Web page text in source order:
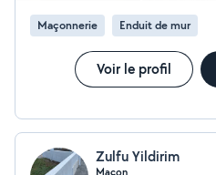
Maçonnerie Enduit de mur
Voir le profil
Zulfu Yildirim